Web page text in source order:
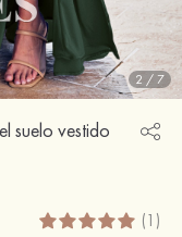
2 / 7
suelo vestido
(1)